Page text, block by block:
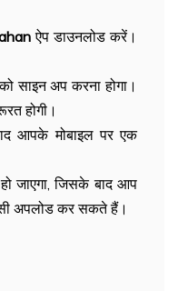
ऐप डाउनलोड करें।
साइन अप करना होगा।
होगी।
आपके मोबाइल पर एक
जाएगा, जिसके बाद आप
अपलोड कर सकते हैं।